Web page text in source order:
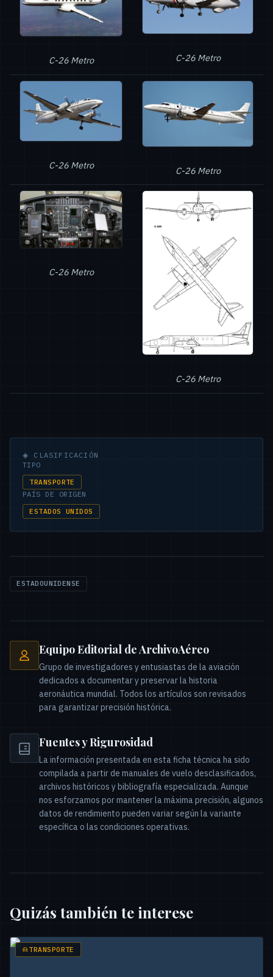
C-26 Metro C-26 Metro
C-26 Metro C-26 Metro
C-26 Metro
C-26 Metro
◈ CLASIFICACIÓN
TIPO
TRANSPORTE
PAÍS DE ORIGEN
ESTADOS UNIDOS
ESTADOUNIDENSE
Equipo Editorial de ArchivoAéreo
Grupo de investigadores y entusiastas de la aviación
dedicados a documentar y preservar la historia
aeronáutica mundial. Todos los artículos son revisados
para garantizar precisión histórica.
Fuentes y Rigurosidad
La información presentada en esta ficha técnica ha sido
compilada a partir de manuales de vuelo desclasificados,
archivos históricos y bibliografía especializada. Aunque
nos esforzamos por mantener la máxima precisión, algunos
datos de rendimiento pueden variar según la variante
específica o las condiciones operativas.
Quizás también te interese
TRANSPORTE